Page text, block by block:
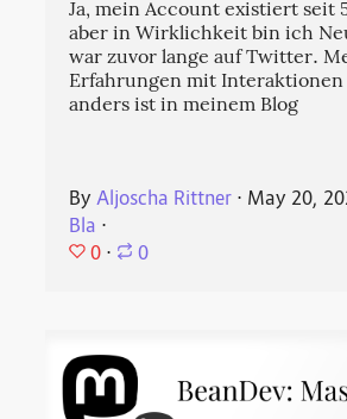
Ja, mein Account existiert seit
aber in Wirklichkeit bin ich
war zuvor lange auf Twitter.
Erfahrungen mit Interaktionen
anders ist in meinem Blog
ByAljoscha Rittner ⋅ May 20,
Bla ⋅
0 ⋅ 0